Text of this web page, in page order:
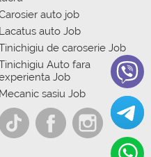
auto job
Lacatus auto Job
de caroserie Job
Auto fara
Job
Mecanic sasiu Job